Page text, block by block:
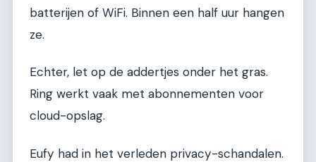
batterijen of WiFi. Binnen een half uur hangen
ze.
Echter, let op de addertjes onder het gras.
Ring werkt vaak met abonnementen voor
cloud-opslag.
Eufy had in het verleden privacy-schandalen.